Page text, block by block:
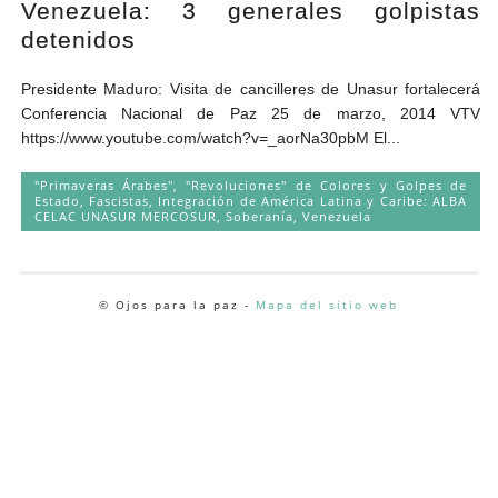
Andrés Vázquez de Sola
Venezuela: 3 generales golpistas
detenidos
Presidente Maduro: Visita de cancilleres de Unasur fortalecerá
Conferencia Nacional de Paz 25 de marzo, 2014 VTV
https://www.youtube.com/watch?v=_aorNa30pbM El...
"Primaveras Árabes", "Revoluciones" de Colores y Golpes de
Estado
Fascistas
Integración de América Latina y Caribe: ALBA
CELAC UNASUR MERCOSUR
Soberanía Venezuela
© Ojos para la paz - Mapa del sitio web